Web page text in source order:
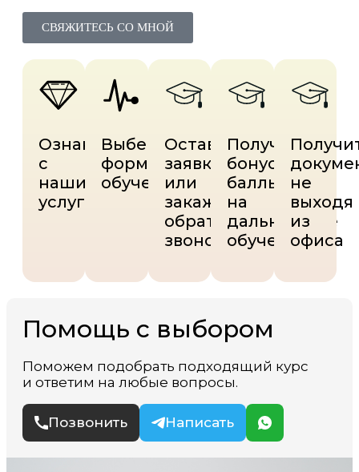
СВЯЖИТЕСЬ СО МНОЙ
Ознакомьтесь
с
нашими
услугами
Выберите
формат
обучения
Оставьте
заявку
или
закажите
обратный
звонок
Получите
бонусные
баллы
на
дальнейшее
обучение
не
выходя
из
офиса
Помощь с выбором
Поможем подобрать подходящий курс
и ответим на любые вопросы.
Позвонить Написать